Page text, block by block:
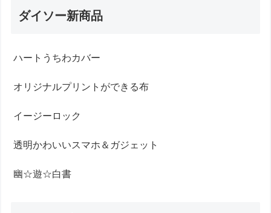
ダイソー新商品
ハートうちわカバー
オリジナルプリントができる布
イージーロック
透明かわいいスマホ＆ガジェット
幽☆遊☆白書